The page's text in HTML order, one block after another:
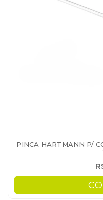
PINCA HARTMANN P/